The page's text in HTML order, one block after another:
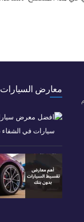
معارض السيارات
سيارات في الشفاء 2025